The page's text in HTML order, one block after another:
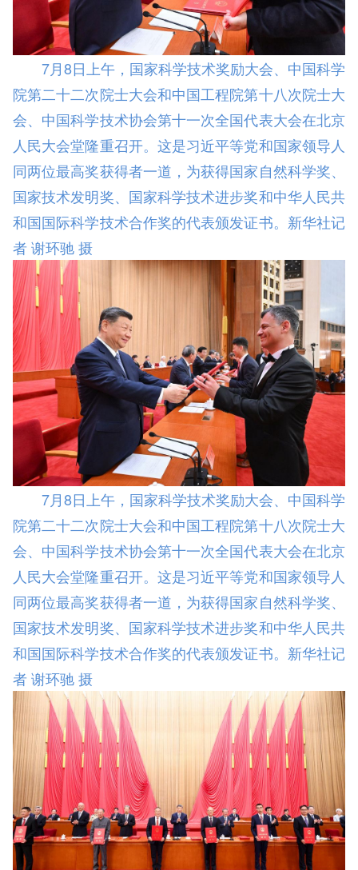
7月8日上午，国家科学技术奖励大会、中国科学
院第二十二次院士大会和中国工程院第十八次院士大
会、中国科学技术协会第十一次全国代表大会在北京
人民大会堂隆重召开。这是习近平等党和国家领导人
同两位最高奖获得者一道，为获得国家自然科学奖、
国家技术发明奖、国家科学技术进步奖和中华人民共
和国国际科学技术合作奖的代表颁发证书。新华社记
者 谢环驰 摄
7月8日上午，国家科学技术奖励大会、中国科学
院第二十二次院士大会和中国工程院第十八次院士大
会、中国科学技术协会第十一次全国代表大会在北京
人民大会堂隆重召开。这是习近平等党和国家领导人
同两位最高奖获得者一道，为获得国家自然科学奖、
国家技术发明奖、国家科学技术进步奖和中华人民共
和国国际科学技术合作奖的代表颁发证书。新华社记
者 谢环驰 摄